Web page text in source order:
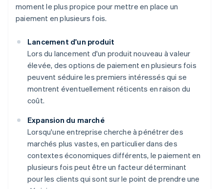
moment le plus propice pour mettre en place un
paiement en plusieurs fois.
Lancement d'un produit
Lors du lancement d'un produit nouveau à valeur
élevée, des options de paiement en plusieurs fois
peuvent séduire les premiers intéressés qui se
montrent éventuellement réticents en raison du
coût.
Expansion du marché
Lorsqu'une entreprise cherche à pénétrer des
marchés plus vastes, en particulier dans des
contextes économiques différents, le paiement en
plusieurs fois peut être un facteur déterminant
pour les clients qui sont sur le point de prendre une